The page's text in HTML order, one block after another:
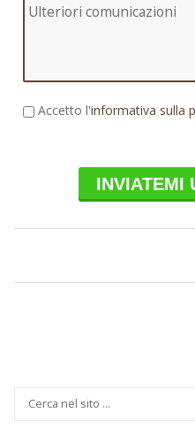
Accetto l'informativa sulla
INVIATEMI